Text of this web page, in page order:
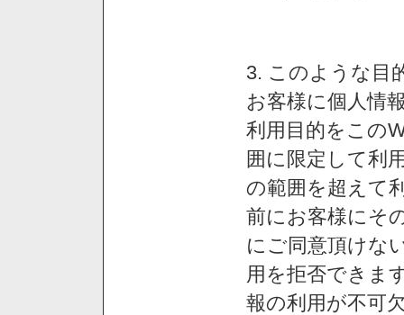
3. このような目
お客様に個人情
利用目的をこの
囲に限定して利
の範囲を超えて
前にお客様にそ
にご同意頂けな
用を拒否できま
報の利用が不可